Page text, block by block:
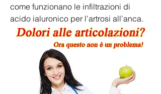
come funzionano le infiltrazioni di
acido ialuronico per l'artrosi all'anca.